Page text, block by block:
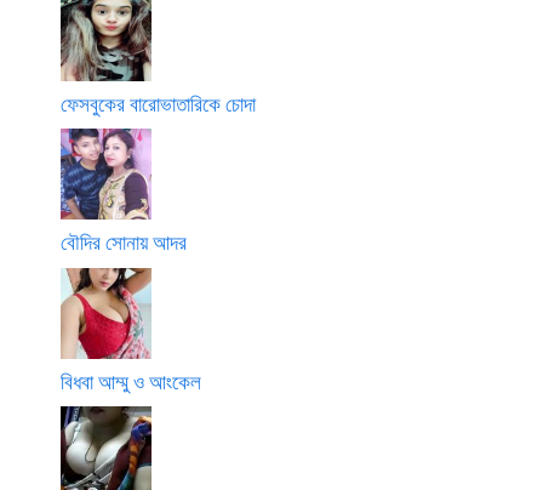
ফেসবুকের বারোভাতারিকে চোদা
বৌদির সোনায় আদর
বিধবা আম্মু ও আংকেল